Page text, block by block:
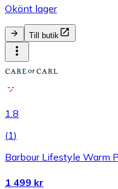
Okänt lager
Till butik
1.8
(1)
Barbour Lifestyle Warm
1 499 kr